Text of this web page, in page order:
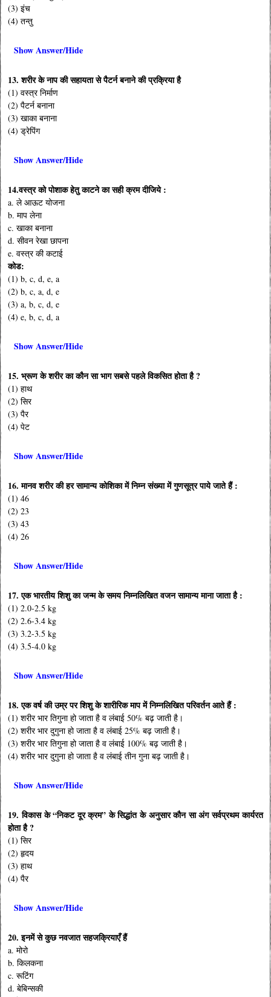
(3) इंच
(4) तन्तु
Show Answer/Hide
13. शरीर के नाप की सहायता से पैटर्न बनाने की प्रक्रिया है
(1) वस्त्र निर्माण
(2) पैटर्न बनाना
(3) खाका बनाना
(4) ड्रेपिंग
Show Answer/Hide
14.वस्त्र को पोशाक हेतु काटने का सही क्रम दीजिये :
a. ले आऊट योजना
b. माप लेना
c. खाका बनाना
d. सीवन रेखा छापना
e. वस्त्र की कटाई
कोड:
(1) b, c, d, e, a
(2) b, c, a, d, e
(3) a, b, c, d, e
(4) e, b, c, d, a
Show Answer/Hide
15. भ्रूण के शरीर का कौन सा भाग सबसे पहले विकसित होता है ?
(1) हाथ
(2) सिर
(3) पैर
(4) पेट
Show Answer/Hide
16. मानव शरीर की हर सामान्य कोशिका में निम्न संख्या में गुणसूत्र पाये जाते हैं :
(1) 46
(2) 23
(3) 43
(4) 26
Show Answer/Hide
17. एक भारतीय शिशु का जन्म के समय निम्नलिखित वजन सामान्य माना जाता है :
(1) 2.0-2.5 kg
(2) 2.6-3.4 kg
(3) 3.2-3.5 kg
(4) 3.5-4.0 kg
Show Answer/Hide
18. एक वर्ष की उम्र पर शिशु के शारीरिक माप में निम्नलिखित परिवर्तन आते हैं :
(1) शरीर भार तिगुना हो जाता है व लंबाई 50% बढ़ जाती है।
(2) शरीर भार दुगुना हो जाता है व लंबाई 25% बढ़ जाती है।
(3) शरीर भार तिगुना हो जाता है व लंबाई 100% बढ़ जाती है।
(4) शरीर भार दुगुना हो जाता है व लंबाई तीन गुना बढ़ जाती है।
Show Answer/Hide
19. विकास के “निकट दूर क्रम” के सिद्धांत के अनुसार कौन सा अंग सर्वप्रथम कार्यरत
होता है ?
(1) सिर
(2) हृदय
(3) हाथ
(4) पैर
Show Answer/Hide
20. इनमें से कुछ नवजात सहजक्रियाएँ हैं
a. मोरो
b. किलकना
c. रूटिंग
d. बेबिन्सकी